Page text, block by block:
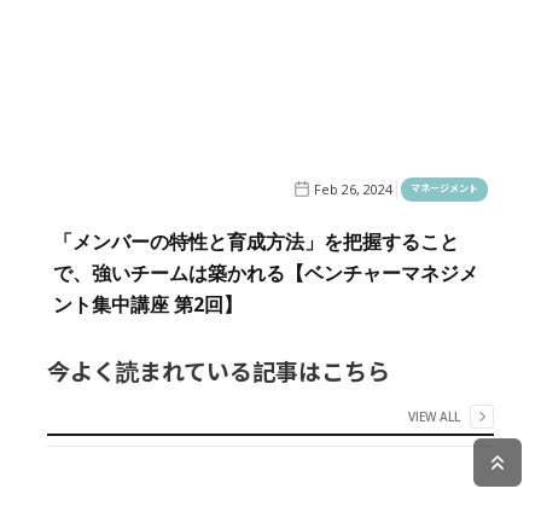
Feb 26, 2024 マネージメント
「メンバーの特性と育成方法」を把握すること
で、強いチームは築かれる【ベンチャーマネジメ
ント集中講座 第2回】
今よく読まれている記事はこちら
VIEW ALL